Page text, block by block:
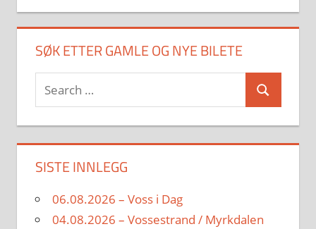
SØK ETTER GAMLE OG NYE BILETE
Search
for:
Search
SISTE INNLEGG
06.08.2026 – Voss i Dag
04.08.2026 – Vossestrand / Myrkdalen